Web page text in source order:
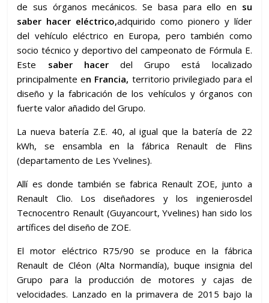
de sus órganos mecánicos. Se basa para ello en su
saber hacer eléctrico,adquirido como pionero y líder
del vehículo eléctrico en Europa, pero también como
socio técnico y deportivo del campeonato de Fórmula E.
Este saber hacerdel Grupo está localizado
principalmente en Francia, territorio privilegiado para el
diseño y la fabricación de los vehículos y órganos con
fuerte valor añadido del Grupo.
La nueva batería Z.E. 40, al igual que la batería de 22
kWh, se ensambla en la fábrica Renault de Flins
(departamento de Les Yvelines).
Allí es donde también se fabrica Renault ZOE, junto a
Renault Clio. Los diseñadores y los ingenierosdel
Tecnocentro Renault (Guyancourt, Yvelines) han sido los
artífices del diseño de ZOE.
El motor eléctrico R75/90 se produce en la fábrica
Renault de Cléon (Alta Normandía), buque insignia del
Grupo para la producción de motores y cajas de
velocidades. Lanzado en la primavera de 2015 bajo la